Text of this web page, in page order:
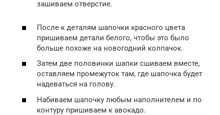
зашиваем отверстие.
После к деталям шапочки красного цвета
пришиваем детали белого, чтобы это было
больше похоже на новогодний колпачок.
Затем две половинки шапки сшиваем вместе,
оставляем промежуток там, где шапочка будет
надеваться на голову.
Набиваем шапочку любым наполнителем и по
контуру пришиваем к авокадо.